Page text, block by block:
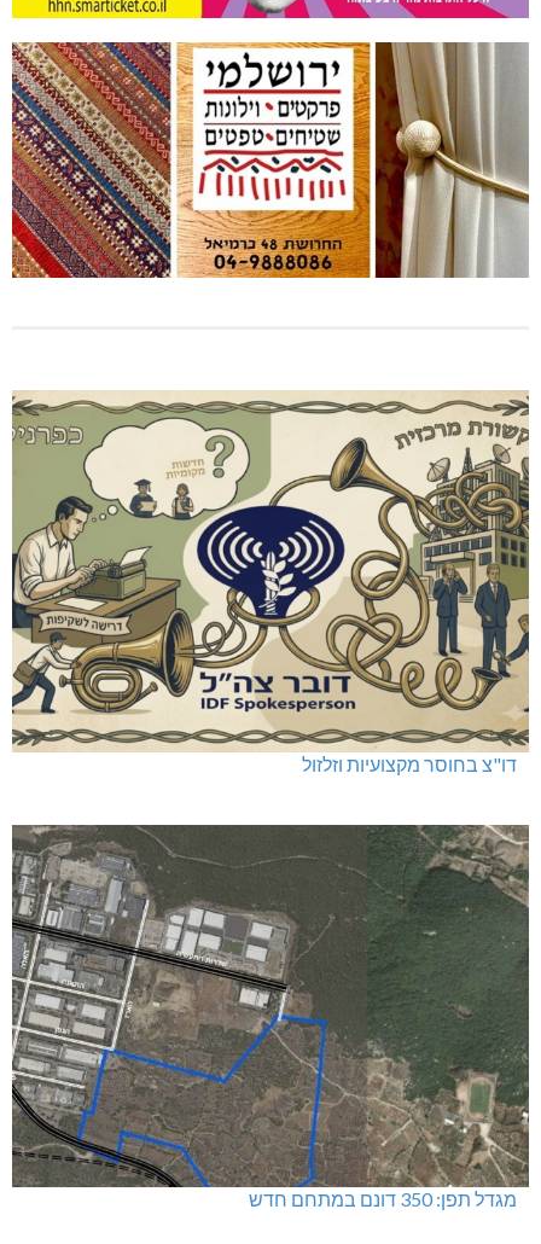
דו"צ בחוסר מקצועיות וזלזול
מגדל תפן: 350 דונם במתחם חדש